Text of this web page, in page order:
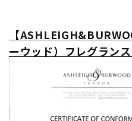
【
ーウッド）フレグランス